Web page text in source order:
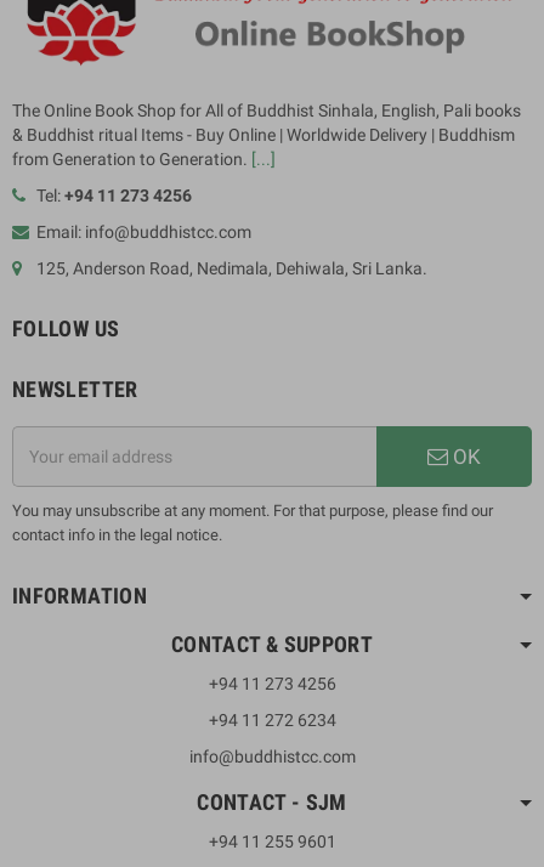
The Online Book Shop for All of Buddhist Sinhala, English, Pali books
& Buddhist ritual Items - Buy Online | Worldwide Delivery | Buddhism
from Generation to Generation. [...]
Tel:+94 11 273 4256
Email: info@buddhistcc.com
125, Anderson Road, Nedimala, Dehiwala, Sri Lanka.
FOLLOW US
NEWSLETTER
OK
You may unsubscribe at any moment. For that purpose, please find our
contact info in the legal notice.
INFORMATION
CONTACT & SUPPORT
+94 11 273 4256
+94 11 272 6234
info@buddhistcc.com
CONTACT - SJM
+94 11 255 9601